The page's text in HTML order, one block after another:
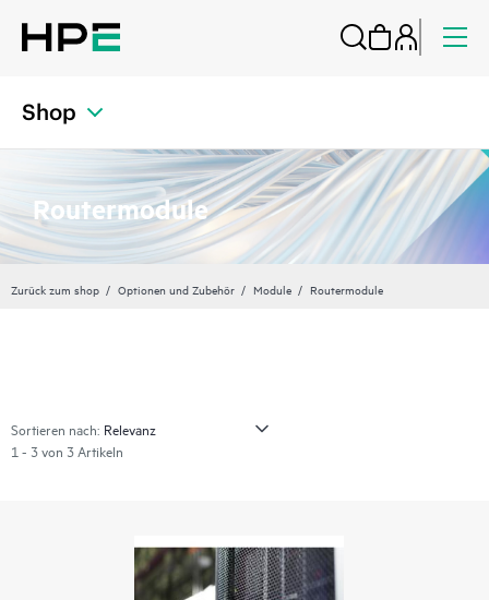
Shop
Routermodule
Zurück zum shop Optionen und Zubehör Module Routermodule
Sortieren nach:
1 - 3 von 3 Artikeln